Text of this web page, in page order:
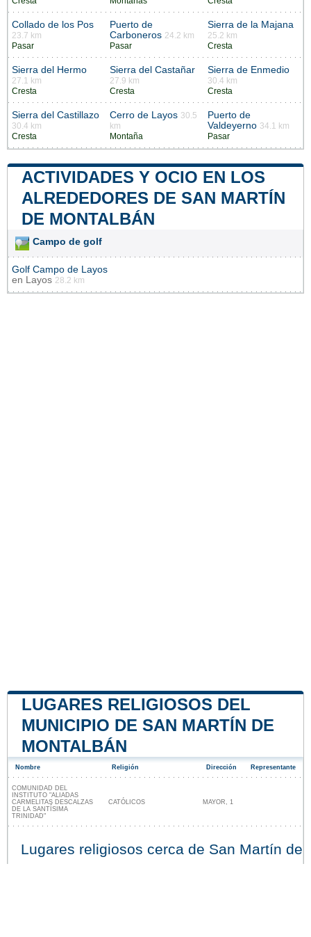
Collado de los Pos
23.7 km
Pasar
Puerto de
Carboneros 24.2 km
Pasar
Sierra de la Majana
25.2 km
Cresta
Sierra del Hermo
27.1 km
Cresta
Sierra del Castañar
27.9 km
Cresta
Sierra de Enmedio
30.4 km
Cresta
Sierra del Castillazo
30.4 km
Cresta
Cerro de Layos 30.5
km
Montaña
Puerto de
Valdeyerno 34.1 km
Pasar
ACTIVIDADES Y OCIO EN LOS
ALREDEDORES DE SAN MARTÍN
DE MONTALBÁN
Campo de golf
Golf Campo de Layos
en Layos 28.2 km
LUGARES RELIGIOSOS DEL
MUNICIPIO DE SAN MARTÍN DE
MONTALBÁN
Nombre Religión Dirección Representante
COMUNIDAD DEL
INSTITUTO "ALIADAS
CARMELITAS DESCALZAS
DE LA SANTÍSIMA
TRINIDAD"
CATÓLICOS MAYOR, 1
Lugares religiosos cerca de San Martín de